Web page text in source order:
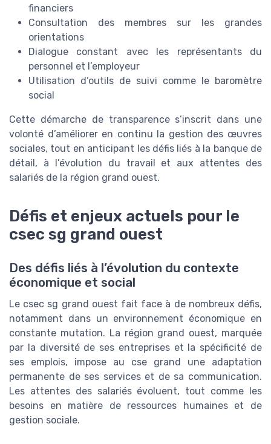
financiers
Consultation des membres sur les grandes
orientations
Dialogue constant avec les représentants du
personnel et l’employeur
Utilisation d’outils de suivi comme le baromètre
social
Cette démarche de transparence s’inscrit dans une
volonté d’améliorer en continu la gestion des œuvres
sociales, tout en anticipant les défis liés à la banque de
détail, à l’évolution du travail et aux attentes des
salariés de la région grand ouest.
Défis et enjeux actuels pour le
csec sg grand ouest
Des défis liés à l’évolution du contexte
économique et social
Le csec sg grand ouest fait face à de nombreux défis,
notamment dans un environnement économique en
constante mutation. La région grand ouest, marquée
par la diversité de ses entreprises et la spécificité de
ses emplois, impose au cse grand une adaptation
permanente de ses services et de sa communication.
Les attentes des salariés évoluent, tout comme les
besoins en matière de ressources humaines et de
gestion sociale.